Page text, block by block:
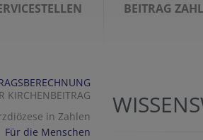
BEITRAG
KIRCHENBEITRAG
in Zahlen
Für die Menschen